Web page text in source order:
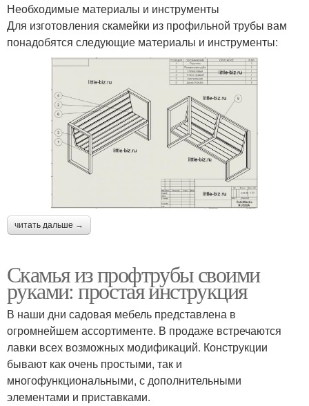
Необходимые материалы и инструменты
Для изготовления скамейки из профильной трубы вам
понадобятся следующие материалы и инструменты:
читать дальше →
Скамья из профтрубы своими
руками: простая инструкция
В наши дни садовая мебель представлена в
огромнейшем ассортименте. В продаже встречаются
лавки всех возможных модификаций. Конструкции
бывают как очень простыми, так и
многофункциональными, с дополнительными
элементами и приставками.